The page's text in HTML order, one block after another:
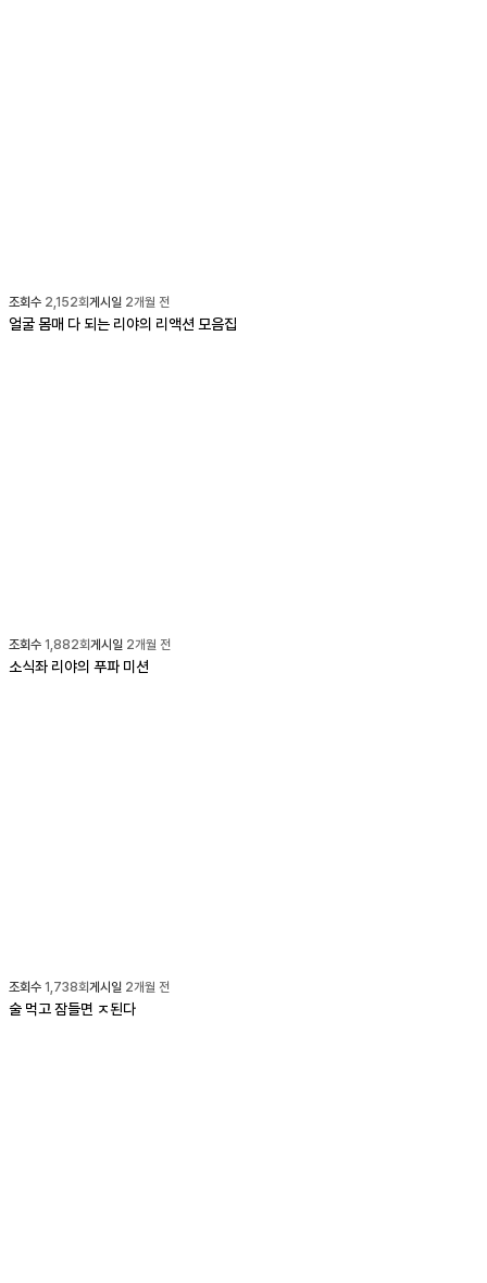
조회수 2,152회게시일 2개월 전
얼굴 몸매 다 되는 리야의 리액션 모음집
조회수 1,882회게시일 2개월 전
소식좌 리야의 푸파 미션
조회수 1,738회게시일 2개월 전
술 먹고 잠들면 ㅈ된다